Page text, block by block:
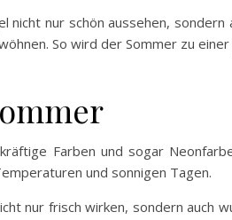
nur schön aussehen, sondern
So wird der Sommer zu
Farben und sogar
und sonnigen Tagen.
nur frisch wirken, sondern auch